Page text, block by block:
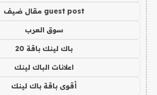
guest post مقال ضيف
سوق العرب
باك لينك باقة 20
اعلانات الباك لينك
أقوى باقة باك لينك